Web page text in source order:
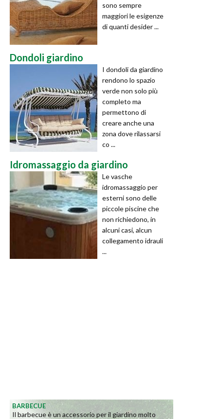
sono sempre
maggiori le esigenze
di quanti desider ...
Dondoli giardino
I dondoli da giardino
rendono lo spazio
verde non solo più
completo ma
permettono di
creare anche una
zona dove rilassarsi
co ...
Idromassaggio da giardino
Le vasche
idromassaggio per
esterni sono delle
piccole piscine che
non richiedono, in
alcuni casi, alcun
collegamento idrauli
...
BARBECUE
Il barbecue è un accessorio per il giardino molto